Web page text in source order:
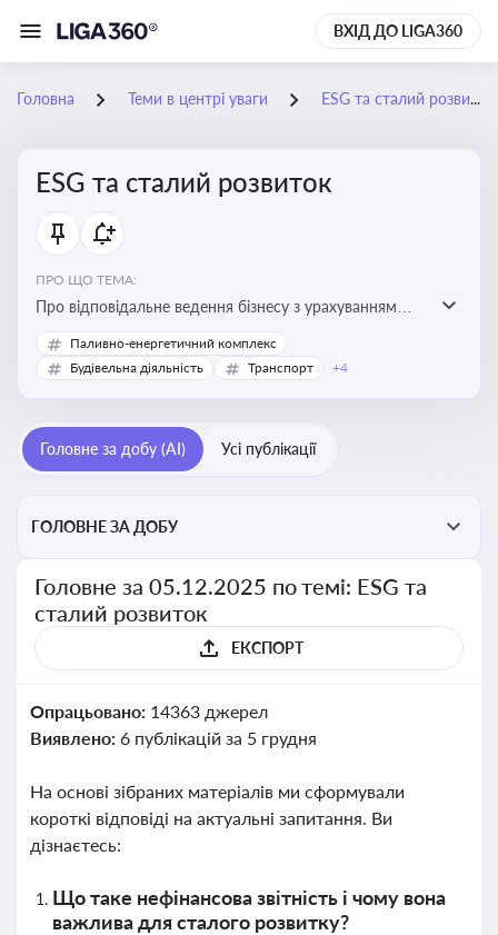
ВХІД ДО LIGA360
Головна Теми в центрі уваги ESG та сталий розвиток
ESG та сталий розвиток
ПРО ЩО ТЕМА:
Про відповідальне ведення бізнесу з урахуванням
екологічних, соціальних та управлінських факторів
для досягнення довгострокової сталості
Паливно-енергетичний комплекс
Будівельна діяльність
Транспорт +4
Головне за добу (AI) Усі публікації
ГОЛОВНЕ ЗА ДОБУ
Головне за 05.12.2025 по темі: ESG та
сталий розвиток
ЕКСПОРТ
Опрацьовано: 14363 джерел
Виявлено: 6 публікацій за 5 грудня
На основі зібраних матеріалів ми сформували
короткі відповіді на актуальні запитання. Ви
дізнаєтесь:
Що таке нефінансова звітність і чому вона
важлива для сталого розвитку?